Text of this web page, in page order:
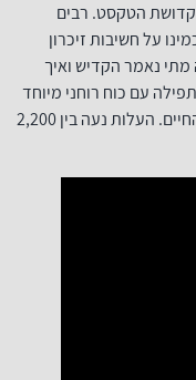
הטקסט. רבים
על חשיבות זיכרון
נאמר הקדיש ואיך
עם כוח רוחני מיוחד
ולוח איכותי תורם לכבוד הנפטרים ולנחמת החיים. העלות נעה בין 2,200